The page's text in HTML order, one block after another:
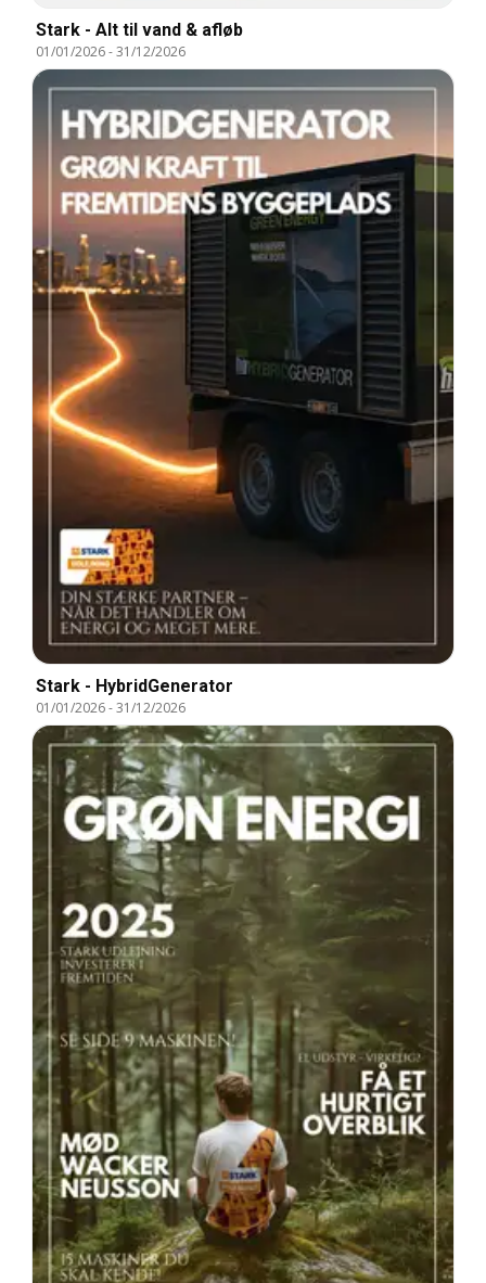
Stark - Alt til vand & afløb
01/01/2026-31/12/2026
Stark - HybridGenerator
01/01/2026-31/12/2026